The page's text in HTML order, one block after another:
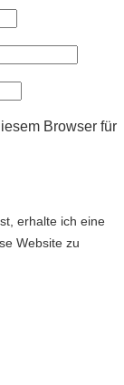
Browser für
erhalte ich eine
Website zu